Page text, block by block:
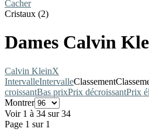
Cacher
Cristaux (2)
Dames Calvin
Calvin KleinX
IntervalleIntervalleClassement
croissantBas prixPrix décroissantPrix
Montrer
Voir 1 à 34 sur 34
Page 1 sur 1